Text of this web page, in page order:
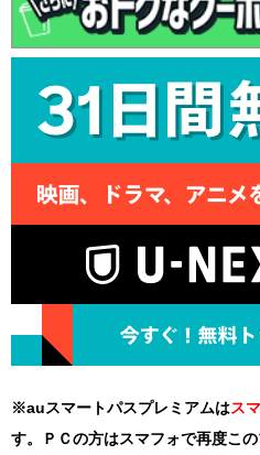
※auスマートパスプレミアムはス
す。ＰＣの方はスマフォで再度こ